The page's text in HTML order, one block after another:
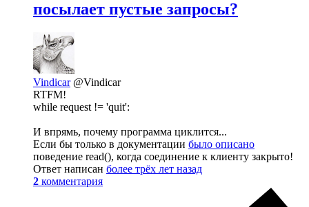
посылает пустые запросы?
Vindicar @Vindicar
RTFM!
while request != 'quit':
И впрямь, почему программа циклится...
Если бы только в документации было описано
поведение read(), когда соединение к клиенту закрыто!
Ответ написан более трёх лет назад
2 комментария